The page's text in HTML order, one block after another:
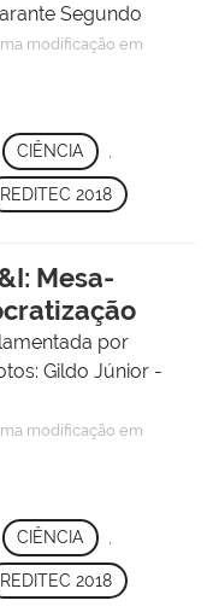
Segundo
modificação em
CIÊNCIA
REDITEC 2018
Mesa-
por
Gildo Júnior -
modificação em
CIÊNCIA ,
REDITEC 2018